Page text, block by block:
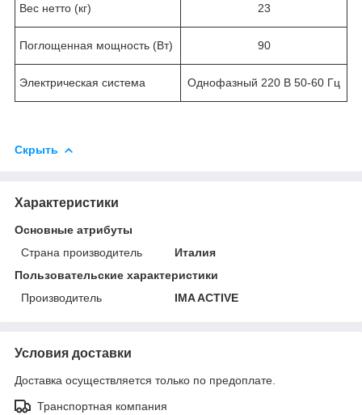
Вес нетто (кг) 23
Поглощенная мощность (Вт) 90
Электрическая система Однофазный 220 В 50-60 Гц
Скрыть
Характеристики
Основные атрибуты
Страна производитель
Италия
Пользовательские характеристики
Производитель
IMA ACTIVE
Условия доставки
Доставка осуществляется только по предоплате.
Транспортная компания